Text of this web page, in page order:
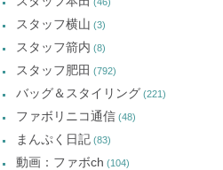
スタッフ横山 (3)
スタッフ箭内 (8)
スタッフ肥田 (792)
バッグ＆スタイリング (221)
ファボリニコ通信 (48)
まんぷく日記 (83)
動画：ファボch (104)